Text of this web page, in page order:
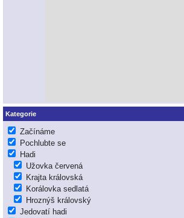
Kategorie
Začínáme
Pochlubte se
Hadi
Užovka červená
Krajta královská
Korálovka sedlatá
Hroznýš královský
Jedovatí hadi